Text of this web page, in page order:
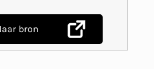
bron